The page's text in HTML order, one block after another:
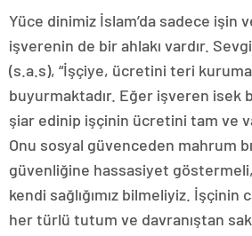
Yüce dinimiz İslam’da sadece işin
işverenin de bir ahlakı vardır.
(s.a.s), “İşçiye, ücretini teri
buyurmaktadır. Eğer işveren isek
şiar edinip işçinin ücretini tam ve
Onu sosyal güvenceden mahrum
güvenliğine hassasiyet göstermeli,
kendi sağlığımız bilmeliyiz. İşçinin
her türlü tutum ve davranıştan